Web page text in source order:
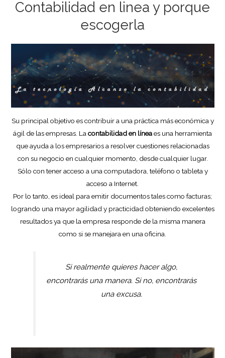
Contabilidad en linea y porque
escogerla
Su principal objetivo es contribuir a una práctica más económica y
ágil de las empresas. La contabilidad en líneaes una herramienta
que ayuda a los empresarios a resolver cuestiones relacionadas
con su negocio en cualquier momento, desde cualquier lugar.
Sólo con tener acceso a una computadora, teléfono o tableta y
acceso a Internet.
Por lo tanto, es ideal para emitir documentos tales como facturas;
logrando una mayor agilidad y practicidad obteniendo excelentes
resultados ya que la empresa responde de la misma manera
como si se manejara en una oficina.
Si realmente quieres hacer algo,
encontrarás una manera. Si no, encontrarás
una excusa.